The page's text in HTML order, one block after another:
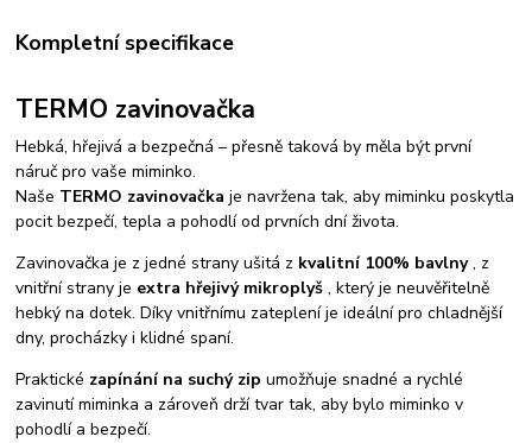
Kompletní specifikace
TERMO zavinovačka
Hebká, hřejivá a bezpečná – přesně taková by měla být první
náruč pro vaše miminko.
Naše TERMO zavinovačka je navržena tak, aby miminku poskytla
pocit bezpečí, tepla a pohodlí od prvních dní života.
Zavinovačka je z jedné strany ušitá z kvalitní 100% bavlny, z
vnitřní strany je extra hřejivý mikroplyš, který je neuvěřitelně
hebký na dotek. Díky vnitřnímu zateplení je ideální pro chladnější
dny, procházky i klidné spaní.
Praktické zapínání na suchý zip umožňuje snadné a rychlé
zavinutí miminka a zároveň drží tvar tak, aby bylo miminko v
pohodlí a bezpečí.